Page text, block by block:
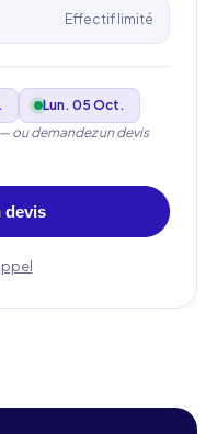
Effectif limité
Lun. 05 Oct.
ou demandez un devis
devis